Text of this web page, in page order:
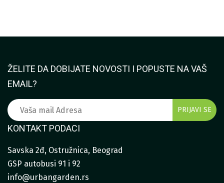
ŽELITE DA DOBIJATE NOVOSTI I POPUSTE NA VAŠ
EMAIL?
KONTAKT PODACI
Savska 2đ, Ostružnica, Beograd
GSP autobusi 91 i 92
info@urbangarden.rs